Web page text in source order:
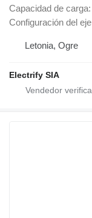
Capacidad de carga
Configuración del eje
Letonia, Ogre
Electrify SIA